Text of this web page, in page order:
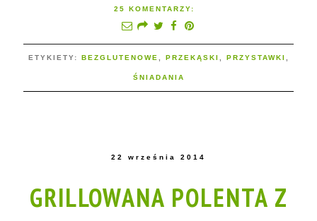
25 KOMENTARZY:
ETYKIETY: BEZGLUTENOWE, PRZEKĄSKI , PRZYSTAWKI ,
ŚNIADANIA
22 września 2014
GRILLOWANA POLENTA Z